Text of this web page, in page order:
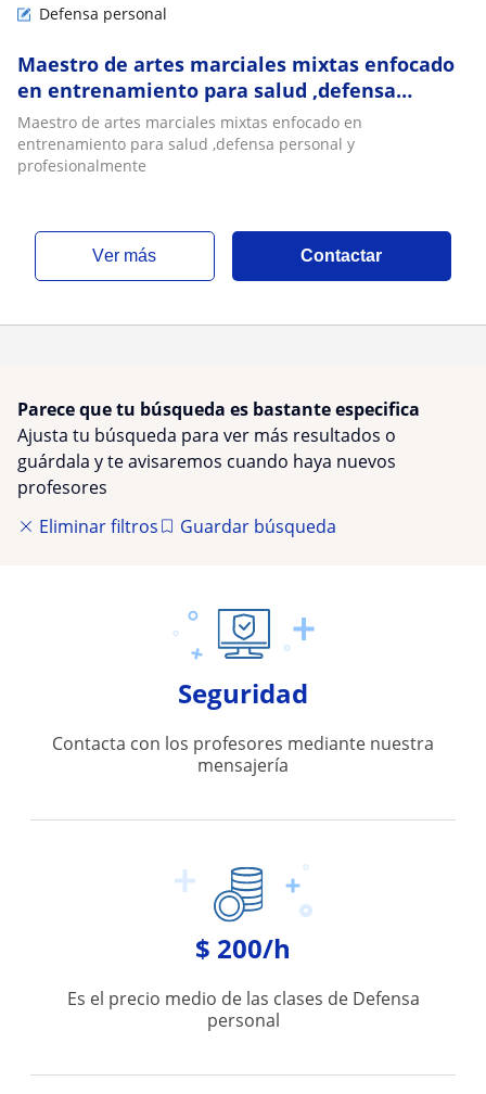
Defensa personal
Maestro de artes marciales mixtas enfocado
en entrenamiento para salud ,defensa
personal y profesionalmente
Maestro de artes marciales mixtas enfocado en
entrenamiento para salud ,defensa personal y
profesionalmente
ver más Contactar
Parece que tu búsqueda es bastante especifica
Ajusta tu búsqueda para ver más resultados o
guárdala y te avisaremos cuando haya nuevos
profesores
Eliminar filtros
Guardar búsqueda
Seguridad
Contacta con los profesores mediante nuestra
mensajería
$ 200/h
Es el precio medio de las clases de Defensa
personal